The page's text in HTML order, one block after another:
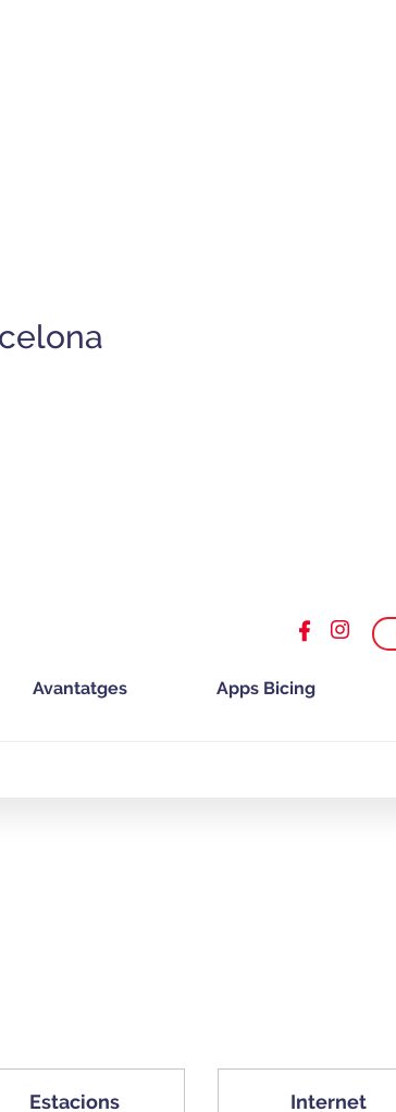
Avantatges Apps Bicing
Estacions Internet